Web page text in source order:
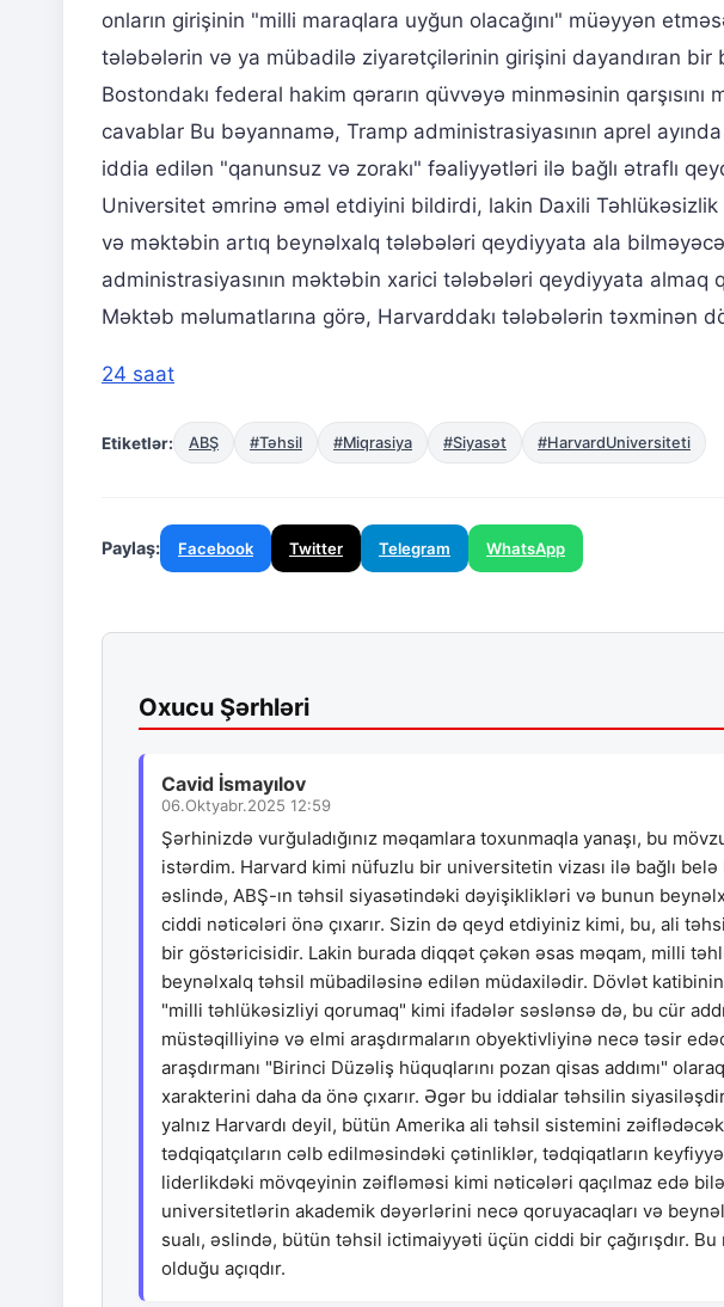
onların girişinin "milli maraqlara uyğun olacağını" müəyyən
tələbələrin və ya mübadilə ziyarətçilərinin girişini dayandıran bir
Bostondakı federal hakim qərarın qüvvəyə minməsinin
cavablar Bu bəyannamə, Tramp administrasiyasının aprel
iddia edilən "qanunsuz və zorakı" fəaliyyətləri ilə bağlı ətraflı
Universitet əmrinə əməl etdiyini bildirdi, lakin Daxili
və məktəbin artıq beynəlxalq tələbələri qeydiyyata ala
administrasiyasının məktəbin xarici tələbələri qeydiyyata
Məktəb məlumatlarına görə, Harvarddakı tələbələrin təxminən
24 saat
Etiketlər: ABŞ #Təhsil #Miqrasiya #Siyasət #HarvardUniversiteti
Paylaş: Facebook Twitter Telegram WhatsApp
Oxucu Şərhləri
Cavid İsmayılov
06.Oktyabr.2025 12:59
Şərhinizdə vurğuladığınız məqamlara toxunmaqla yanaşı, bu
istərdim. Harvard kimi nüfuzlu bir universitetin vizası ilə bağlı belə
əslində, ABŞ-ın təhsil siyasətindəki dəyişiklikləri və bunun
ciddi nəticələri önə çıxarır. Sizin də qeyd etdiyiniz kimi, bu, ali
bir göstəricisidir. Lakin burada diqqət çəkən əsas məqam, milli
beynəlxalq təhsil mübadiləsinə edilən müdaxilədir. Dövlət
"milli təhlükəsizliyi qorumaq" kimi ifadələr səslənsə də, bu cür
müstəqilliyinə və elmi araşdırmaların obyektivliyinə necə təsir
araşdırmanı "Birinci Düzəliş hüquqlarını pozan qisas addımı"
xarakterini daha da önə çıxarır. Əgər bu iddialar təhsilin
yalnız Harvardı deyil, bütün Amerika ali təhsil sistemini
tədqiqatçıların cəlb edilməsindəki çətinliklər, tədqiqatların
liderlikdəki mövqeyinin zəifləməsi kimi nəticələri qaçılmaz edə
universitetlərin akademik dəyərlərini necə qoruyacaqları və
sualı, əslində, bütün təhsil ictimaiyyəti üçün ciddi bir çağırışdır.
olduğu açıqdır.